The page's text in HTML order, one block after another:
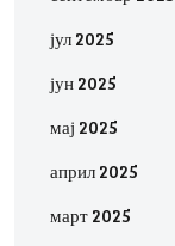
јул 2025
јун 2025
мај 2025
април 2025
март 2025